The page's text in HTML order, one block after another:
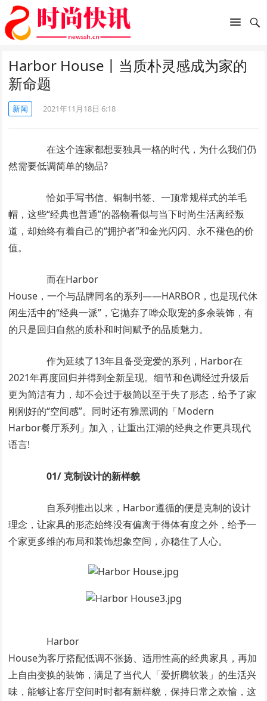
Harbor House丨当质朴灵感成为家的
新命题
新闻 2021年11月18日 6:18
在这个连家都想要独具一格的时代，为什么我们仍
然需要低调简单的物品?
恰如手写书信、铜制书签、一顶常规样式的羊毛
帽，这些“经典也普通”的器物看似与当下时尚生活离经叛
道，却始终有着自己的“拥护者”和金光闪闪、永不褪色的价
值。
而在Harbor
House，一个与品牌同名的系列——HARBOR，也是现代休
闲生活中的“经典一派”，它抛弃了哗众取宠的多余装饰，有
的只是回归自然的质朴和时间赋予的品质魅力。
作为延续了13年且备受宠爱的系列，Harbor在
2021年再度回归并得到全新呈现。细节和色调经过升级后
更为简洁有力，却不会过于极简以至于失了形态，给予了家
刚刚好的“空间感”。同时还有雅黑调的「Modern
Harbor餐厅系列」加入，让重出江湖的经典之作更具现代
语言!
01/ 克制设计的新样貌
自系列推出以来，Harbor遵循的便是克制的设计
理念，让家具的形态始终没有偏离于得体有度之外，给予一
个家更多维的布局和装饰想象空间，亦稳住了人心。
Harbor
House为客厅搭配低调不张扬、适用性高的经典家具，再加
上自由变换的装饰，满足了当代人「爱折腾软装」的生活兴
味，能够让客厅空间时时都有新样貌，保持日常之欢愉，这